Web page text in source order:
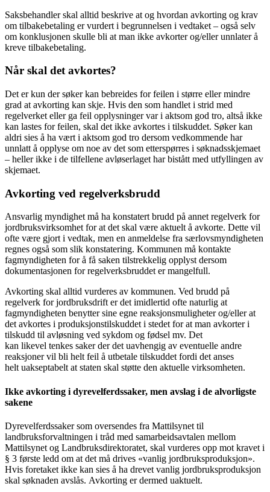
Saksbehandler skal alltid beskrive at og hvordan avkorting og krav
om tilbakebetaling er vurdert i begrunnelsen i vedtaket – også selv
om konklusjonen skulle bli at man ikke avkorter og/eller unnlater å
kreve tilbakebetaling.
Når skal det avkortes?
Det er kun der søker kan bebreides for feilen i større eller mindre
grad at avkorting kan skje. Hvis den som handlet i strid med
regelverket eller ga feil opplysninger var i aktsom god tro, altså ikke
kan lastes for feilen, skal det ikke avkortes i tilskuddet. Søker kan
aldri sies å ha vært i aktsom god tro dersom vedkommende har
unnlatt å opplyse om noe av det som etterspørres i søknadsskjemaet
– heller ikke i de tilfellene avløserlaget har bistått med utfyllingen av
skjemaet.
Avkorting ved regelverksbrudd
Ansvarlig myndighet må ha konstatert brudd på annet regelverk for
jordbruksvirksomhet for at det skal være aktuelt å avkorte. Dette vil
ofte være gjort i vedtak, men en anmeldelse fra særlovsmyndigheten
regnes også som slik konstatering. Kommunen må kontakte
fagmyndigheten for å få saken tilstrekkelig opplyst dersom
dokumentasjonen for regelverksbruddet er mangelfull.
Avkorting skal alltid vurderes av kommunen. Ved brudd på
regelverk for jordbruksdrift er det imidlertid ofte naturlig at
fagmyndigheten benytter sine egne reaksjonsmuligheter og/eller at
det avkortes i produksjonstilskuddet i stedet for at man avkorter i
tilskudd til avløsning ved sykdom og fødsel mv. Det
kan likevel tenkes saker der det uavhengig av eventuelle andre
reaksjoner vil bli helt feil å utbetale tilskuddet fordi det anses
helt uakseptabelt at staten skal støtte den aktuelle virksomheten.
Ikke avkorting i dyrevelferdssaker, men avslag i de alvorligste
sakene
Dyrevelferdssaker som oversendes fra Mattilsynet til
landbruksforvaltningen i tråd med samarbeidsavtalen mellom
Mattilsynet og Landbruksdirektoratet, skal vurderes opp mot kravet i
§ 3 første ledd om at det må drives «vanlig jordbruksproduksjon».
Hvis foretaket ikke kan sies å ha drevet vanlig jordbruksproduksjon
skal søknaden avslås. Avkorting er dermed uaktuelt.